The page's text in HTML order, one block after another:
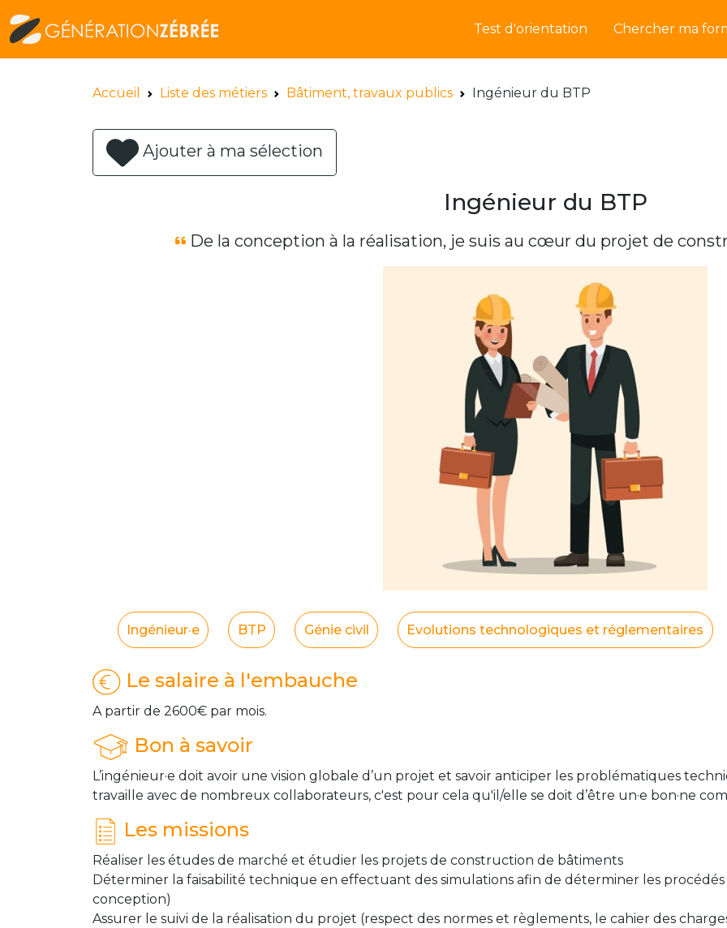
Test d'orientation Chercher ma
Accueil Liste des métiers Bâtiment, travaux publics Ingénieur du BTP
Ajouter à ma sélection
Ingénieur du BTP
De la conception à la réalisation, je suis au cœur du projet de
Ingénieur·e BTP Génie civil Evolutions technologiques et réglementaires
Le salaire à l'embauche
A partir de 2600€ par mois.
Bon à savoir
L’ingénieur·e doit avoir une vision globale d’un projet et savoir anticiper les problématiques
travaille avec de nombreux collaborateurs, c'est pour cela qu'il/elle se doit d’être un·e bon·ne
Les missions
Réaliser les études de marché et étudier les projets de construction de bâtiments
Déterminer la faisabilité technique en effectuant des simulations afin de déterminer les
conception)
Assurer le suivi de la réalisation du projet (respect des normes et règlements, le cahier des